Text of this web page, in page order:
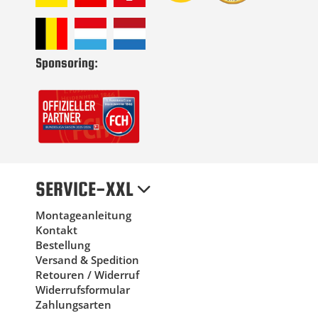
Sponsoring:
SERVICE-XXL
Montageanleitung
Kontakt
Bestellung
Versand & Spedition
Retouren / Widerruf
Widerrufsformular
Zahlungsarten